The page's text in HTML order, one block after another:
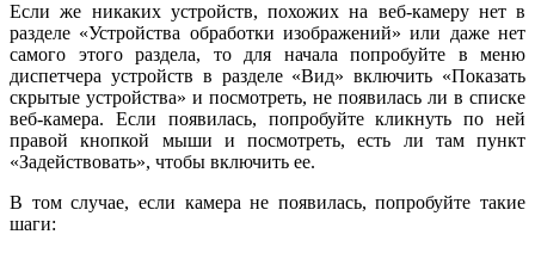
Если же никаких устройств, похожих на веб-камеру нет в
разделе «Устройства обработки изображений» или даже нет
самого этого раздела, то для начала попробуйте в меню
диспетчера устройств в разделе «Вид» включить «Показать
скрытые устройства» и посмотреть, не появилась ли в списке
веб-камера. Если появилась, попробуйте кликнуть по ней
правой кнопкой мыши и посмотреть, есть ли там пункт
«Задействовать», чтобы включить ее.
В том случае, если камера не появилась, попробуйте такие
шаги: